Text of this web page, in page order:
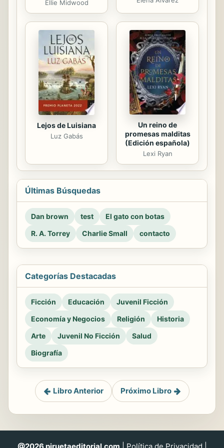
Ellie Midwood
Lejos de Luisiana
Luz Gabás
Un reino de
promesas malditas
(Edición española)
Lexi Ryan
Últimas Búsquedas
Dan brown test
El gato con botas
R. A. Torrey
Charlie Small contacto
Categorías Destacadas
Ficción Educación
Juvenil Ficción
Economía y Negocios
Religión
Historia
Arte
Juvenil No Ficción
Salud
Biografía
Libro Anterior Próximo Libro